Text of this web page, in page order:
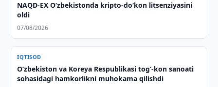
NAQD-EX O‘zbekistonda kripto-do‘kon litsenziyasini
oldi
07/08/2026
IQTISOD
Oʻzbekiston va Koreya Respublikasi togʻ-kon sanoati
sohasidagi hamkorlikni muhokama qilishdi